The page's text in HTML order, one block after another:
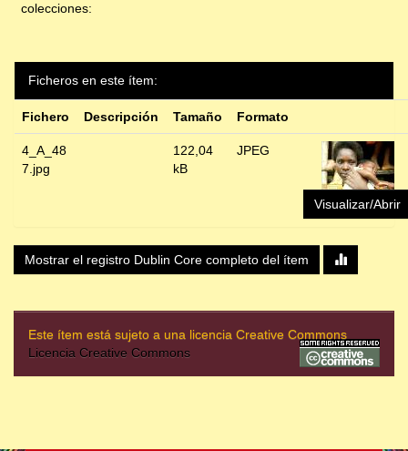
colecciones:
Ficheros en este ítem:
Fichero Descripción Tamaño Formato
4_A_48
7.jpg
122,04
kB
JPEG
Visualizar/Abrir
Mostrar el registro Dublin Core completo del ítem
Este ítem está sujeto a una licencia Creative Commons
Licencia Creative Commons